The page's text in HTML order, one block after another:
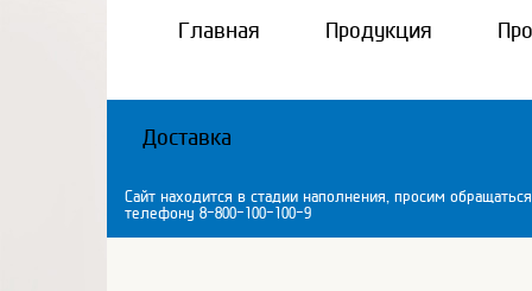
Главная Продукция
Доставка
Сайт находится в стадии наполнения, просим
телефону 8-800-100-100-9